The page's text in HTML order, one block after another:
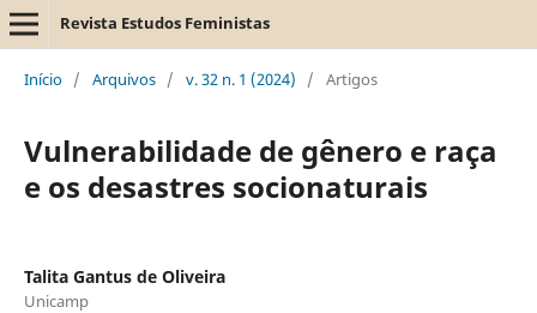
Revista Estudos Feministas
Início / Arquivos / v. 32 n. 1 (2024) / Artigos
Vulnerabilidade de gênero e raça
e os desastres socionaturais
Talita Gantus de Oliveira
Unicamp